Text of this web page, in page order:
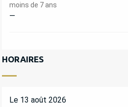
moins de 7 ans
—
HORAIRES
Le 13 août 2026